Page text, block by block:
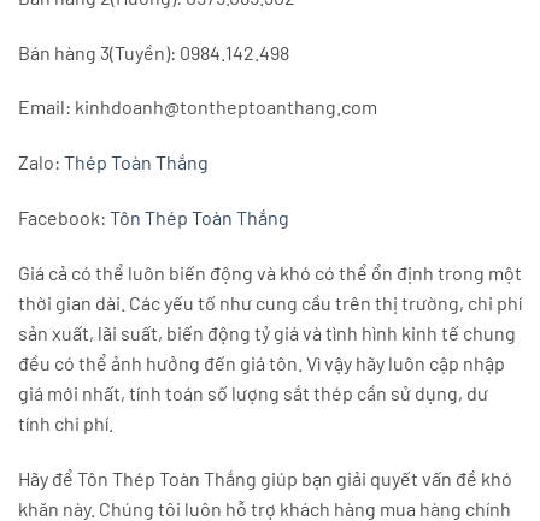
Bán hàng 3(Tuyền): 0984.142.498
Email: kinhdoanh@tontheptoanthang.com
Zalo: Thép Toàn Thắng
Facebook: Tôn Thép Toàn Thắng
Giá cả có thể luôn biến động và khó có thể ổn định trong một
thời gian dài. Các yếu tố như cung cầu trên thị trường, chi phí
sản xuất, lãi suất, biến động tỷ giá và tình hình kinh tế chung
đều có thể ảnh hưởng đến giá tôn. Vì vậy hãy luôn cập nhập
giá mới nhất, tính toán số lượng sắt thép cần sử dụng, dư
tính chi phí.
Hãy để Tôn Thép Toàn Thắng giúp bạn giải quyết vấn đề khó
khăn này. Chúng tôi luôn hỗ trợ khách hàng mua hàng chính